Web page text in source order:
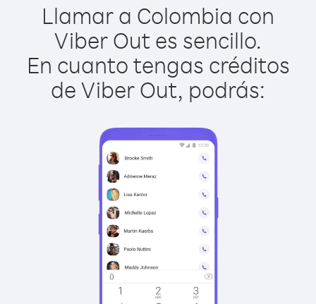
Llamar a Colombia con
Viber Out es sencillo.
En cuanto tengas créditos
de Viber Out, podrás: